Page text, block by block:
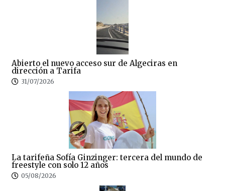
Abierto el nuevo acceso sur de Algeciras en
dirección a Tarifa
31/07/2026
La tarifeña Sofía Ginzinger: tercera del mundo de
freestyle con solo 12 años
05/08/2026